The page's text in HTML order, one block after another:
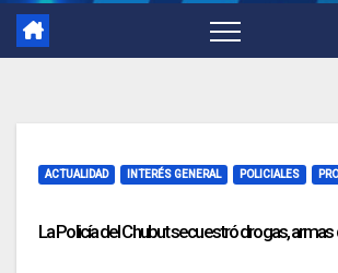
ACTUALIDAD INTERÉS GENERAL POLICIALES
La Policía del Chubut secuestró drogas,